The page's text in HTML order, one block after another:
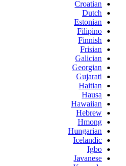
Croatian
Dutch
Estonian
Filipino
Finnish
Frisian
Galician
Georgian
Gujarati
Haitian
Hausa
Hawaiian
Hebrew
Hmong
Hungarian
Icelandic
Igbo
Javanese